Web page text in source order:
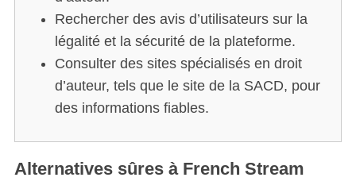
Rechercher des avis d’utilisateurs sur la
légalité et la sécurité de la plateforme.
Consulter des sites spécialisés en droit
d’auteur, tels que le site de la SACD, pour
des informations fiables.
Alternatives sûres à French Stream